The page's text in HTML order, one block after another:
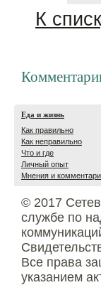
К
Еда и жизнь
Как правильно
Как неправильно
Что и где
Личный опыт
Мнения и
© 2017
службе по
Все права
указанием